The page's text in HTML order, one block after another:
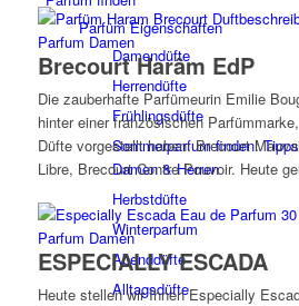
Parfüm Eigenschaften
Damendüfte
Herrendüfte
Frühlingsdüfte
Sommerparfum finden:
Damen & Herren
Herbstdüfte
Winterparfum
Abenddüfte
Alltagsdüfte
Parfum Damen
Brecourt Harâm EdP
Die zauberhafte Parfümeurin Emilie
hinter einer französischen
Düfte vorgestellt haben: Brecourt
Libre, Brecourt Contre Pouvoir. Heute
Parfum Damen
ESPECIALLY ESCADA
Heute stellen wir Ihnen Especially